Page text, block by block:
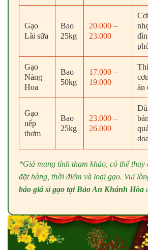
Gạo
Lài sữa
Bao
25kg
20.000 –
23.000
Gạo
Nàng
Hoa
Bao
50kg
17.000 –
19.000
ăn
Gạo
nếp
thơm
Bao
25kg
23.000 –
26.000
*Giá mang tính tham khảo, có thể thay
đặt hàng, thời điểm và loại gạo. Vui
báo giá sỉ gạo tại Bảo An Khánh Hòa